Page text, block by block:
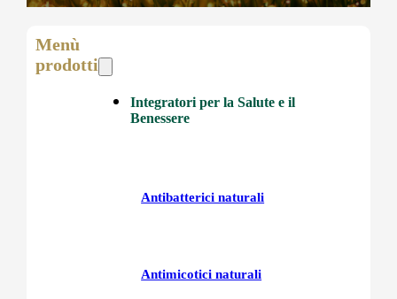
Menù
prodotti
Integratori per la Salute e il
Benessere
Antibatterici naturali
Antimicotici naturali